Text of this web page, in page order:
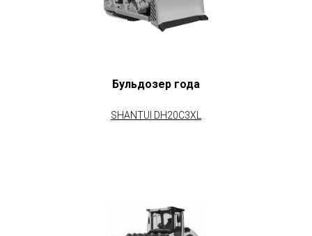
Бульдозер года
SHANTUI DH20C3XL